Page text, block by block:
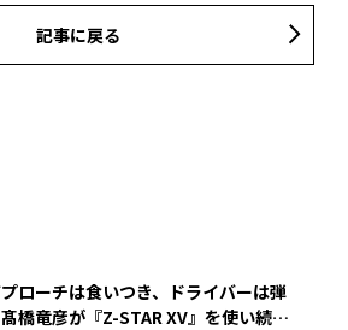
記事に戻る
プローチは食いつき、ドライバーは弾
橋竜彦が『Z-STAR XV』を使い続け